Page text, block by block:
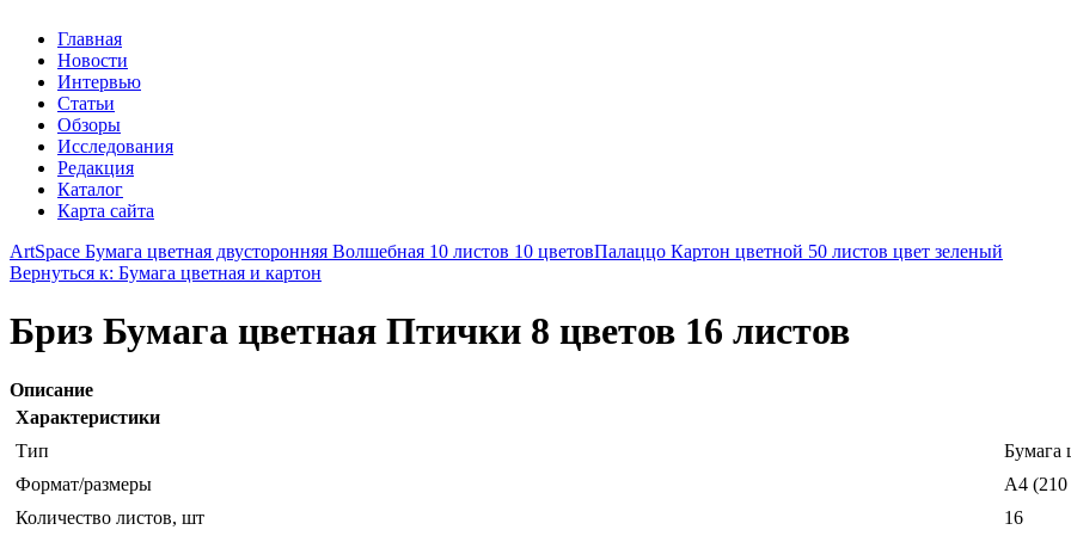
Главная
Новости
Интервью
Статьи
Обзоры
Исследования
Редакция
Каталог
Карта сайта
ArtSpace Бумага цветная двусторонняя Волшебная 10 листов 10 цветовПалаццо Картон цветной 50 листов цвет зеленый
Вернуться к: Бумага цветная и картон
Бриз Бумага цветная Птички 8 цветов 16 листов
Описание
Характеристики
Тип
Бумага
Формат/размеры
A4
Количество листов, шт
16